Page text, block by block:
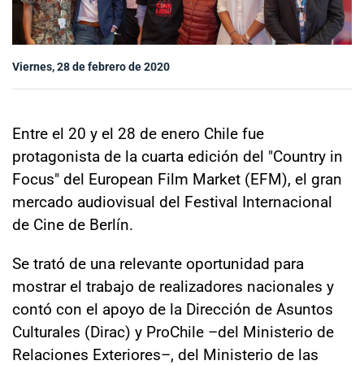
Sala de prensa
Viernes, 28 de febrero de 2020
Entre el 20 y el 28 de enero Chile fue
protagonista de la cuarta edición del "Country in
Focus" del European Film Market (EFM), el gran
mercado audiovisual del Festival Internacional
de Cine de Berlín.
Se trató de una relevante oportunidad para
mostrar el trabajo de realizadores nacionales y
contó con el apoyo de la Dirección de Asuntos
Culturales (Dirac) y ProChile –del Ministerio de
Relaciones Exteriores–, del Ministerio de las